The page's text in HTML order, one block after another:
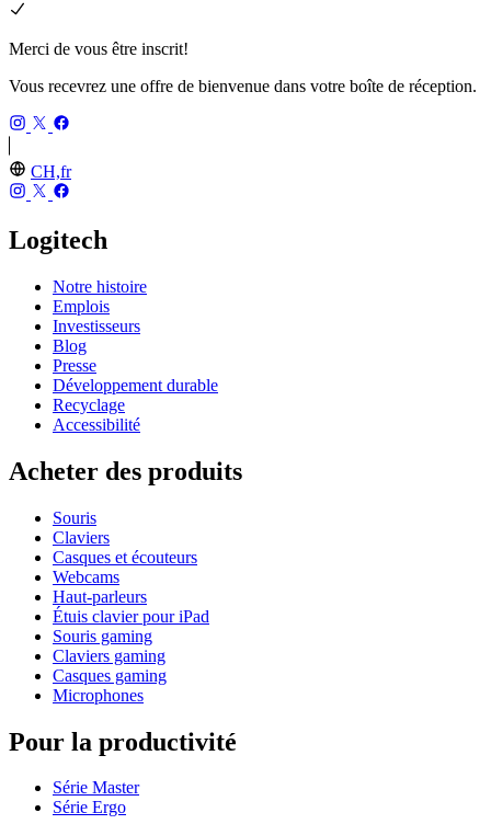
Merci de vous être inscrit!
Vous recevrez une offre de bienvenue dans votre boîte de réception.
CH,fr
Logitech
Notre histoire
Emplois
Investisseurs
Blog
Presse
Développement durable
Recyclage
Accessibilité
Acheter des produits
Souris
Claviers
Casques et écouteurs
Webcams
Haut-parleurs
Étuis clavier pour iPad
Souris gaming
Claviers gaming
Casques gaming
Microphones
Pour la productivité
Série Master
Série Ergo